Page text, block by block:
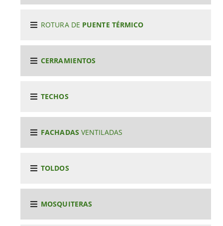
ROTURA DE PUENTE TÉRMICO
CERRAMIENTOS
TECHOS
FACHADAS VENTILADAS
TOLDOS
MOSQUITERAS